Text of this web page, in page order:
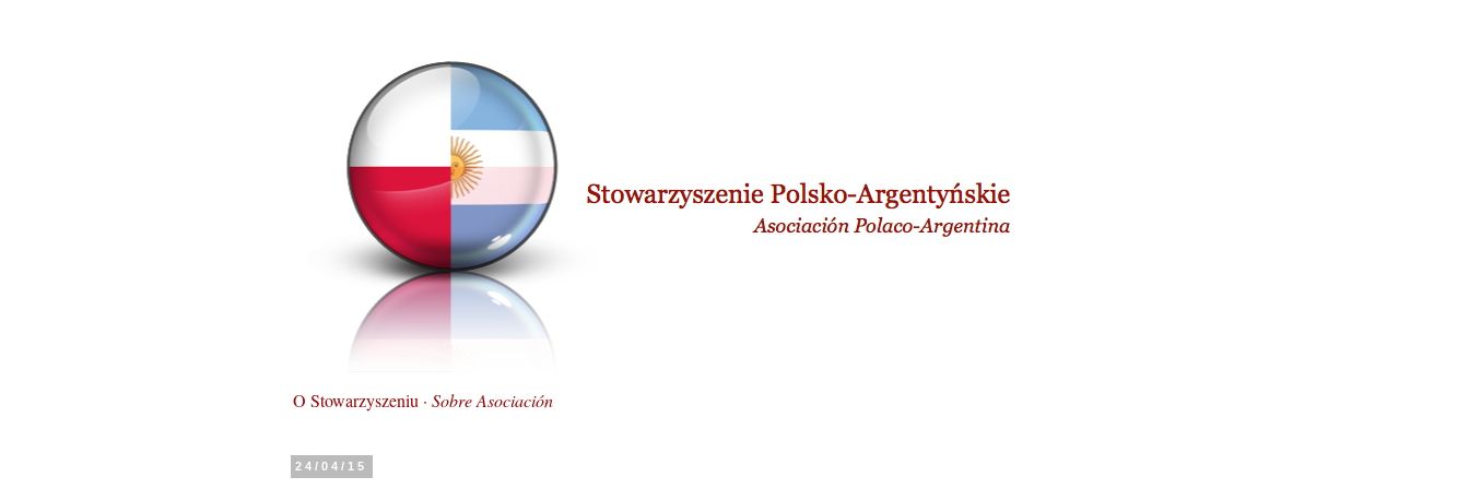
O Stowarzyszeniu · Sobre Asociación
24/04/15